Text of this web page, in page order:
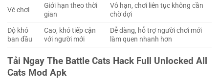
Vé chơi
Giới hạn theo thời
gian
Vô hạn, chơi liên tục không cần
chờ đợi
Độ khó
ban đầu
Cao, khó tiếp cận
với người mới
Dễ dàng, hỗ trợ người chơi mới
làm quen nhanh hơn
Tải Ngay The Battle Cats Hack Full Unlocked All
Cats Mod Apk